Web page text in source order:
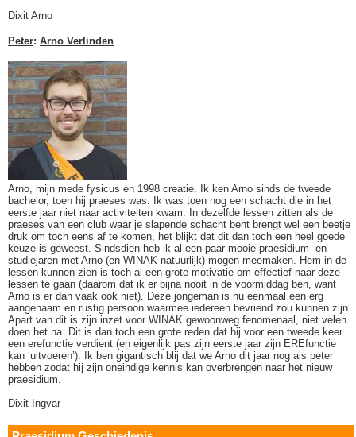
Dixit Arno
Peter: Arno Verlinden
Arno, mijn mede fysicus en 1998 creatie. Ik ken Arno sinds de tweede
bachelor, toen hij praeses was. Ik was toen nog een schacht die in het
eerste jaar niet naar activiteiten kwam. In dezelfde lessen zitten als de
praeses van een club waar je slapende schacht bent brengt wel een beetje
druk om toch eens af te komen, het blijkt dat dit dan toch een heel goede
keuze is geweest. Sindsdien heb ik al een paar mooie praesidium- en
studiejaren met Arno (en WINAK natuurlijk) mogen meemaken. Hem in de
lessen kunnen zien is toch al een grote motivatie om effectief naar deze
lessen te gaan (daarom dat ik er bijna nooit in de voormiddag ben, want
Arno is er dan vaak ook niet). Deze jongeman is nu eenmaal een erg
aangenaam en rustig persoon waarmee iedereen bevriend zou kunnen zijn.
Apart van dit is zijn inzet voor WINAK gewoonweg fenomenaal, niet velen
doen het na. Dit is dan toch een grote reden dat hij voor een tweede keer
een erefunctie verdient (en eigenlijk pas zijn eerste jaar zijn EREfunctie
kan ‘uitvoeren’). Ik ben gigantisch blij dat we Arno dit jaar nog als peter
hebben zodat hij zijn oneindige kennis kan overbrengen naar het nieuw
praesidium.
Dixit Ingvar